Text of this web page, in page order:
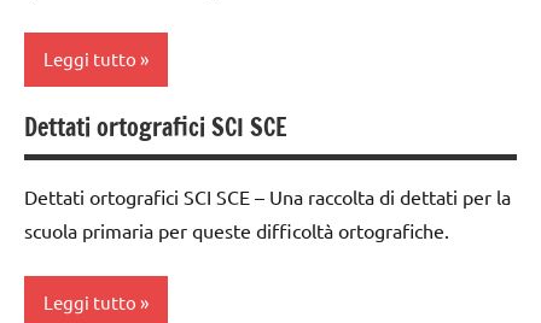
ortografiche
TUTTI GLI
PER ETA'
TUTTI GLI
ARTICOLI
classe
3a
4a
classe
Leggi tutto
classe
1a
classe
2a
dettati
ortografici
Dettati ortografici SCI SCE
Dettati ortografici SCI SCE – Una raccolta di dettati per la
scuola primaria per queste difficoltà ortografiche.
Leggi tutto